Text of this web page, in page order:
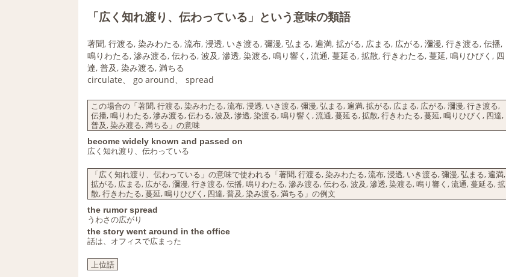
「広く知れ渡り、伝わっている」という意味の類語
著聞, 行渡る, 染みわたる, 流布, 浸透, いき渡る, 彌漫, 弘まる, 遍満, 拡がる, 広まる, 広がる, 瀰漫, 行き渡る, 伝播,
鳴りわたる, 滲み渡る, 伝わる, 波及, 滲透, 染渡る, 鳴り響く, 流通, 蔓延る, 拡散, 行きわたる, 蔓延, 鳴りひびく, 四
達, 普及, 染み渡る, 満ちる
circulate、 go around、 spread
この場合の「著聞, 行渡る, 染みわたる, 流布, 浸透, いき渡る, 彌漫, 弘まる, 遍満, 拡がる, 広まる, 広がる, 瀰漫, 行き渡る,
伝播, 鳴りわたる, 滲み渡る, 伝わる, 波及, 滲透, 染渡る, 鳴り響く, 流通, 蔓延る, 拡散, 行きわたる, 蔓延, 鳴りひびく, 四達,
普及, 染み渡る, 満ちる」の意味
become widely known and passed on
広く知れ渡り、伝わっている
「広く知れ渡り、伝わっている」の意味で使われる「著聞, 行渡る, 染みわたる, 流布, 浸透, いき渡る, 彌漫, 弘まる, 遍満,
拡がる, 広まる, 広がる, 瀰漫, 行き渡る, 伝播, 鳴りわたる, 滲み渡る, 伝わる, 波及, 滲透, 染渡る, 鳴り響く, 流通, 蔓延る, 拡
散, 行きわたる, 蔓延, 鳴りひびく, 四達, 普及, 染み渡る, 満ちる」の例文
the rumor spread
うわさの広がり
the story went around in the office
話は、オフィスで広まった
上位語